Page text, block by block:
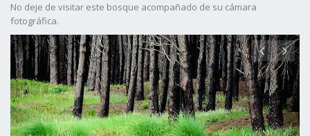
No deje de visitar este bosque acompañado de su cámara
fotográfica.